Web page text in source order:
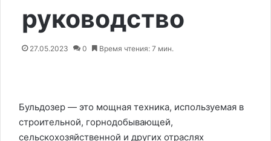
руководство
27.05.2023 0 Время чтения: 7 мин.
Бульдозер — это мощная техника, используемая в
строительной, горнодобывающей,
сельскохозяйственной и других отраслях